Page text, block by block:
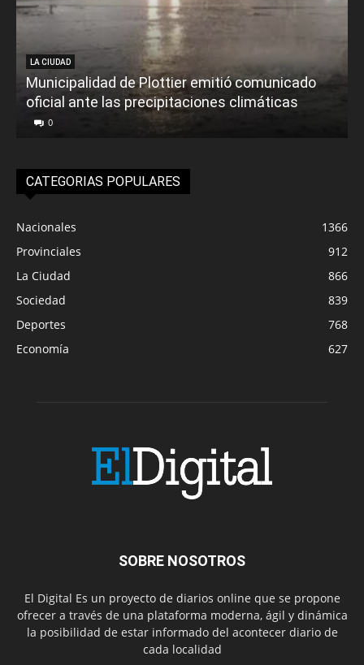
LA CIUDAD
Municipalidad de Plottier emitió comunicado
oficial ante las precipitaciones climáticas
0
CATEGORIAS POPULARES
Nacionales
1366
Provinciales
912
La Ciudad
866
Sociedad
839
Deportes
768
Economía
627
SOBRE NOSOTROS
El Digital Es un proyecto de diarios online que se propone
ofrecer a través de una plataforma moderna, ágil y dinámica
la posibilidad de estar informado del acontecer diario de
cada localidad